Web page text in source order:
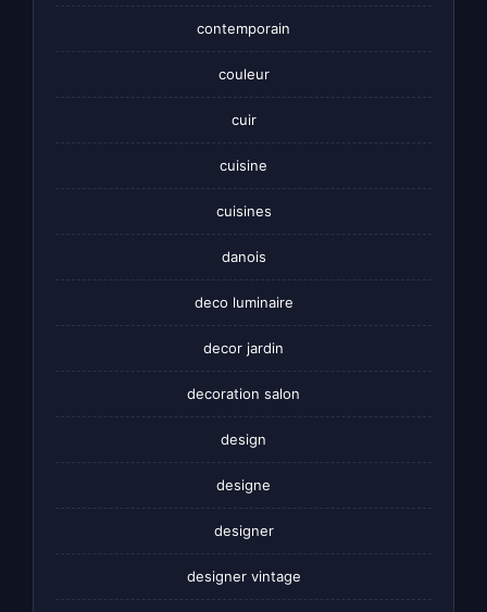
contemporain
couleur
cuir
cuisine
cuisines
danois
deco luminaire
decor jardin
decoration salon
design
designe
designer
designer vintage